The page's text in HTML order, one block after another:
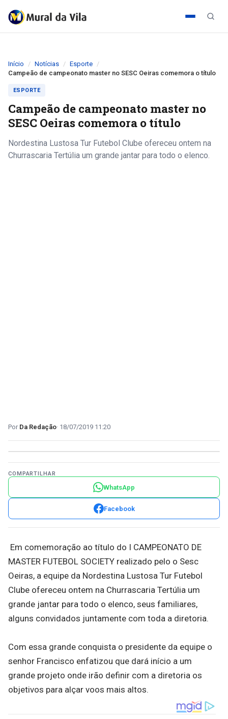
Início Notícias
Esporte
Campeão de campeonato master no SESC Oeiras comemora o título
ESPORTE
Campeão de campeonato master no
SESC Oeiras comemora o título
Nordestina Lustosa Tur Futebol Clube ofereceu ontem na
Churrascaria Tertúlia um grande jantar para todo o elenco.
Da Redação 18/07/2019 11:20
COMPARTILHAR
WhatsApp
Facebook
Em comemoração ao título do I CAMPEONATO DE
MASTER FUTEBOL SOCIETY realizado pelo o Sesc
Oeiras, a equipe da Nordestina Lustosa Tur Futebol
Clube ofereceu ontem na Churrascaria Tertúlia um
grande jantar para todo o elenco, seus familiares,
alguns convidados juntamente com toda a diretoria.
Com essa grande conquista o presidente da equipe o
senhor Francisco enfatizou que dará início a um
grande projeto onde irão definir com a diretoria os
objetivos para alçar voos mais altos.